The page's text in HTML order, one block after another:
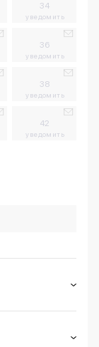
34
уведомить
36
уведомить
38
уведомить
42
уведомить